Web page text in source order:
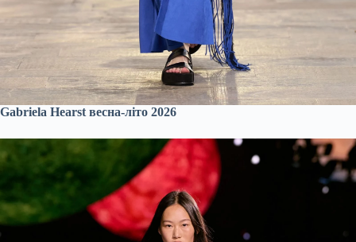
Gabriela Hearst весна-літо 2026